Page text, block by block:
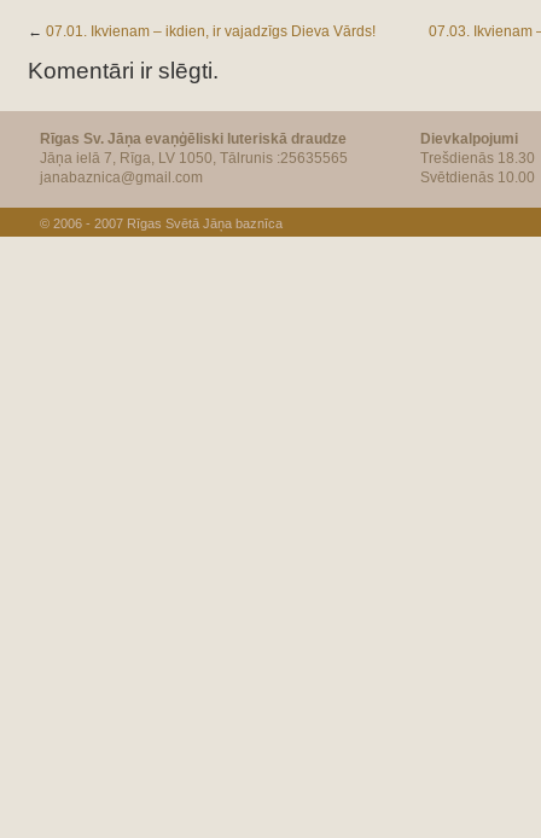
← 07.01. Ikvienam – ikdien, ir vajadzīgs Dieva Vārds! 07.03. Ikvienam
Komentāri ir slēgti.
Rīgas Sv. Jāņa evaņģēliski luteriskā draudze
Jāņa ielā 7, Rīga, LV 1050, Tālrunis :25635565
janabaznica@gmail.com
Dievkalpojumi
Trešdienās 18.30
Svētdienās 10.00
© 2006 - 2007 Rīgas Svētā Jāņa baznīca